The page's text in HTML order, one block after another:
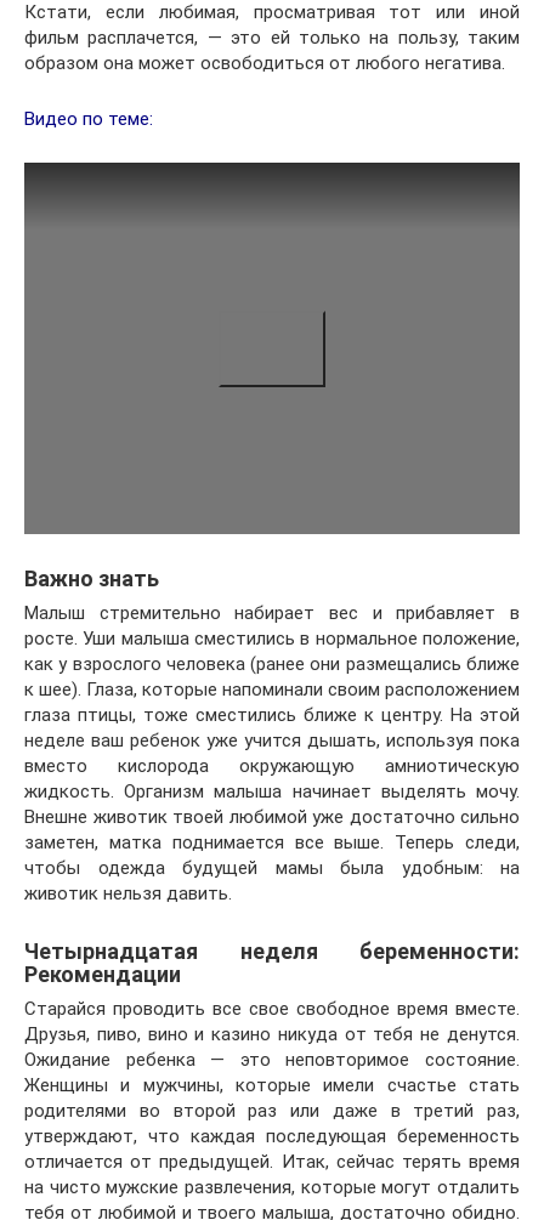
Кстати, если любимая, просматривая тот или иной
фильм расплачется, — это ей только на пользу, таким
образом она может освободиться от любого негатива.
Видео по теме:
Важно знать
Малыш стремительно набирает вес и прибавляет в
росте. Уши малыша сместились в нормальное положение,
как у взрослого человека (ранее они размещались ближе
к шее). Глаза, которые напоминали своим расположением
глаза птицы, тоже сместились ближе к центру. На этой
неделе ваш ребенок уже учится дышать, используя пока
вместо кислорода окружающую амниотическую
жидкость. Организм малыша начинает выделять мочу.
Внешне животик твоей любимой уже достаточно сильно
заметен, матка поднимается все выше. Теперь следи,
чтобы одежда будущей мамы была удобным: на
животик нельзя давить.
Четырнадцатая неделя беременности:
Рекомендации
Старайся проводить все свое свободное время вместе.
Друзья, пиво, вино и казино никуда от тебя не денутся.
Ожидание ребенка — это неповторимое состояние.
Женщины и мужчины, которые имели счастье стать
родителями во второй раз или даже в третий раз,
утверждают, что каждая последующая беременность
отличается от предыдущей. Итак, сейчас терять время
на чисто мужские развлечения, которые могут отдалить
тебя от любимой и твоего малыша, достаточно обидно.